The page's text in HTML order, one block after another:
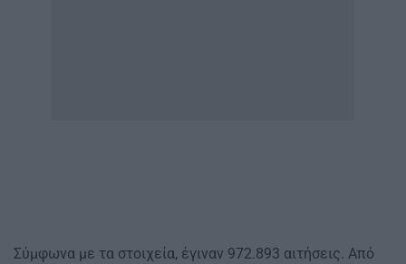
Σύμφωνα με τα στοιχεία, έγιναν 972.893 αιτήσεις. Από